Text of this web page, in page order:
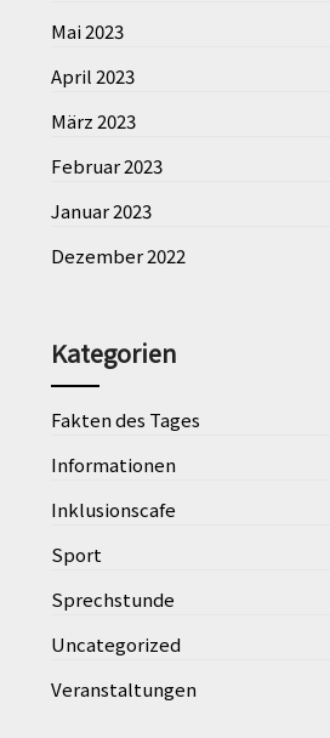
Mai 2023
April 2023
März 2023
Februar 2023
Januar 2023
Dezember 2022
Kategorien
Fakten des Tages
Informationen
Inklusionscafe
Sport
Sprechstunde
Uncategorized
Veranstaltungen